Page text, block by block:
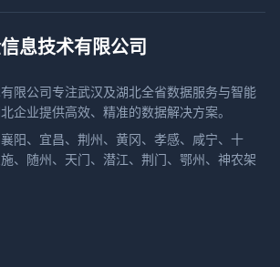
息技术有限公司
限公司专注武汉及湖北全省数据服务与智能
企业提供高效、精准的数据解决方案。
阳、宜昌、荆州、黄冈、孝感、咸宁、十
、随州、天门、潜江、荆门、鄂州、神农架